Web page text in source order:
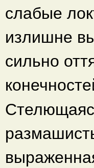
слабые
излишне
сильно